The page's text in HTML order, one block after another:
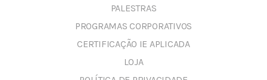
PALESTRAS
PROGRAMAS CORPORATIVOS
CERTIFICAÇÃO IE APLICADA
LOJA